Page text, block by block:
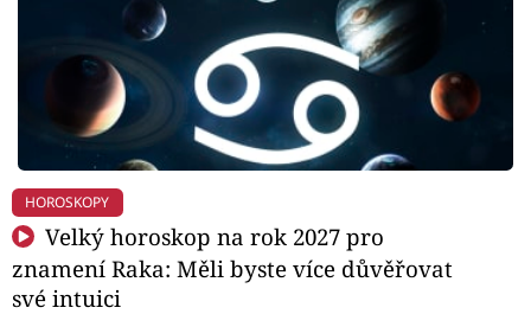
HOROSKOPY
Velký horoskop na rok 2027 pro
znamení Raka: Měli byste více důvěřovat
své intuici